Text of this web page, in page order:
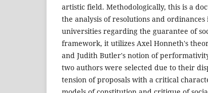
artistic field. Methodologically, this is a
the analysis of resolutions and
universities regarding the guarantee of
framework, it utilizes Axel Honneth's
and Judith Butler's notion of
two authors were selected due to their
tension of proposals with a critical